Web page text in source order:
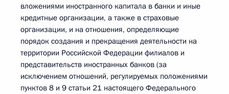
вложениями иностранного капитала в банки и иные
кредитные организации, а также в страховые
организации, и на отношения, определяющие
порядок создания и прекращения деятельности на
территории Российской Федерации филиалов и
представительств иностранных банков (за
исключением отношений, регулируемых положениями
пунктов 8 и 9 статьи 21 настоящего Федерального